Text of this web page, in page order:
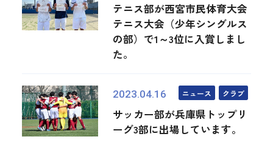
テニス部が西宮市民体育大会
テニス大会（少年シングルス
の部）で1～3位に入賞しまし
た。
2023.04.16 ニュース クラブ
サッカー部が兵庫県トップリ
ーグ3部に出場しています。